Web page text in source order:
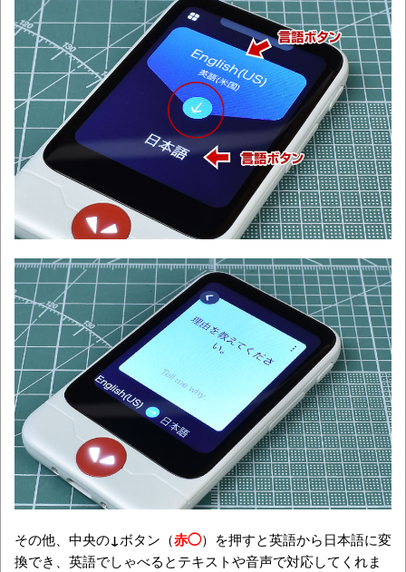
その他、中央の↓ボタン（赤◯）を押すと英語から日本語に変
換でき、英語でしゃべるとテキストや音声で対応してくれま